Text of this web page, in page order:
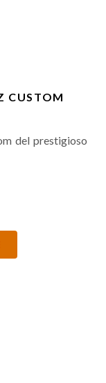
CUSTOM
del prestigioso